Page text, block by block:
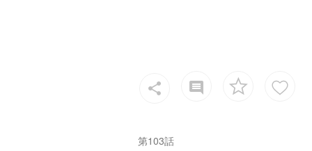
share insert_comment
第103話